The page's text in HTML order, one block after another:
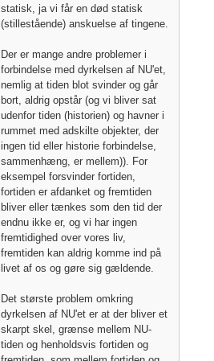
statisk, ja vi får en død statisk
(stillestående) anskuelse af tingene.
Der er mange andre problemer i
forbindelse med dyrkelsen af NU'et,
nemlig at tiden blot svinder og går
bort, aldrig opstår (og vi bliver sat
udenfor tiden (historien) og havner i
rummet med adskilte objekter, der
ingen tid eller historie forbindelse,
sammenhæng, er mellem)). For
eksempel forsvinder fortiden,
fortiden er afdanket og fremtiden
bliver eller tænkes som den tid der
endnu ikke er, og vi har ingen
fremtidighed over vores liv,
fremtiden kan aldrig komme ind på
livet af os og gøre sig gældende.
Det største problem omkring
dyrkelsen af NU'et er at der bliver et
skarpt skel, grænse mellem NU-
tiden og henholdsvis fortiden og